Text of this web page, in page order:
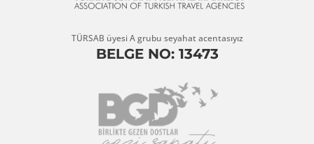
TÜRSAB üyesi A grubu seyahat acentasıyız
BELGE NO: 13473